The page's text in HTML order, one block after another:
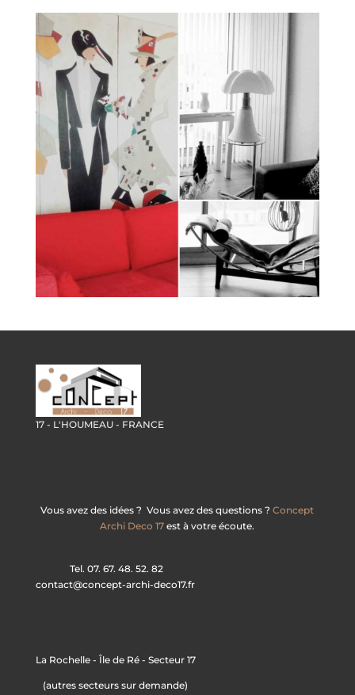
17 - L'HOUMEAU - FRANCE
Vous avez des idées ? Vous avez des questions ?Concept
Archi Deco 17 est à votre écoute.
Tel. 07. 67. 48. 52. 82
contact@concept-archi-deco17.fr
La Rochelle - Île de Ré - Secteur 17
(autres secteurs sur demande)